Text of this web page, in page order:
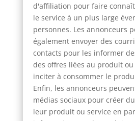
d'affiliation pour faire
le service à un plus large
personnes. Les annonceurs
également envoyer des
contacts pour les informer
des offres liées au produit ou
inciter à consommer le
Enfin, les annonceurs
médias sociaux pour créer
leur produit ou service en